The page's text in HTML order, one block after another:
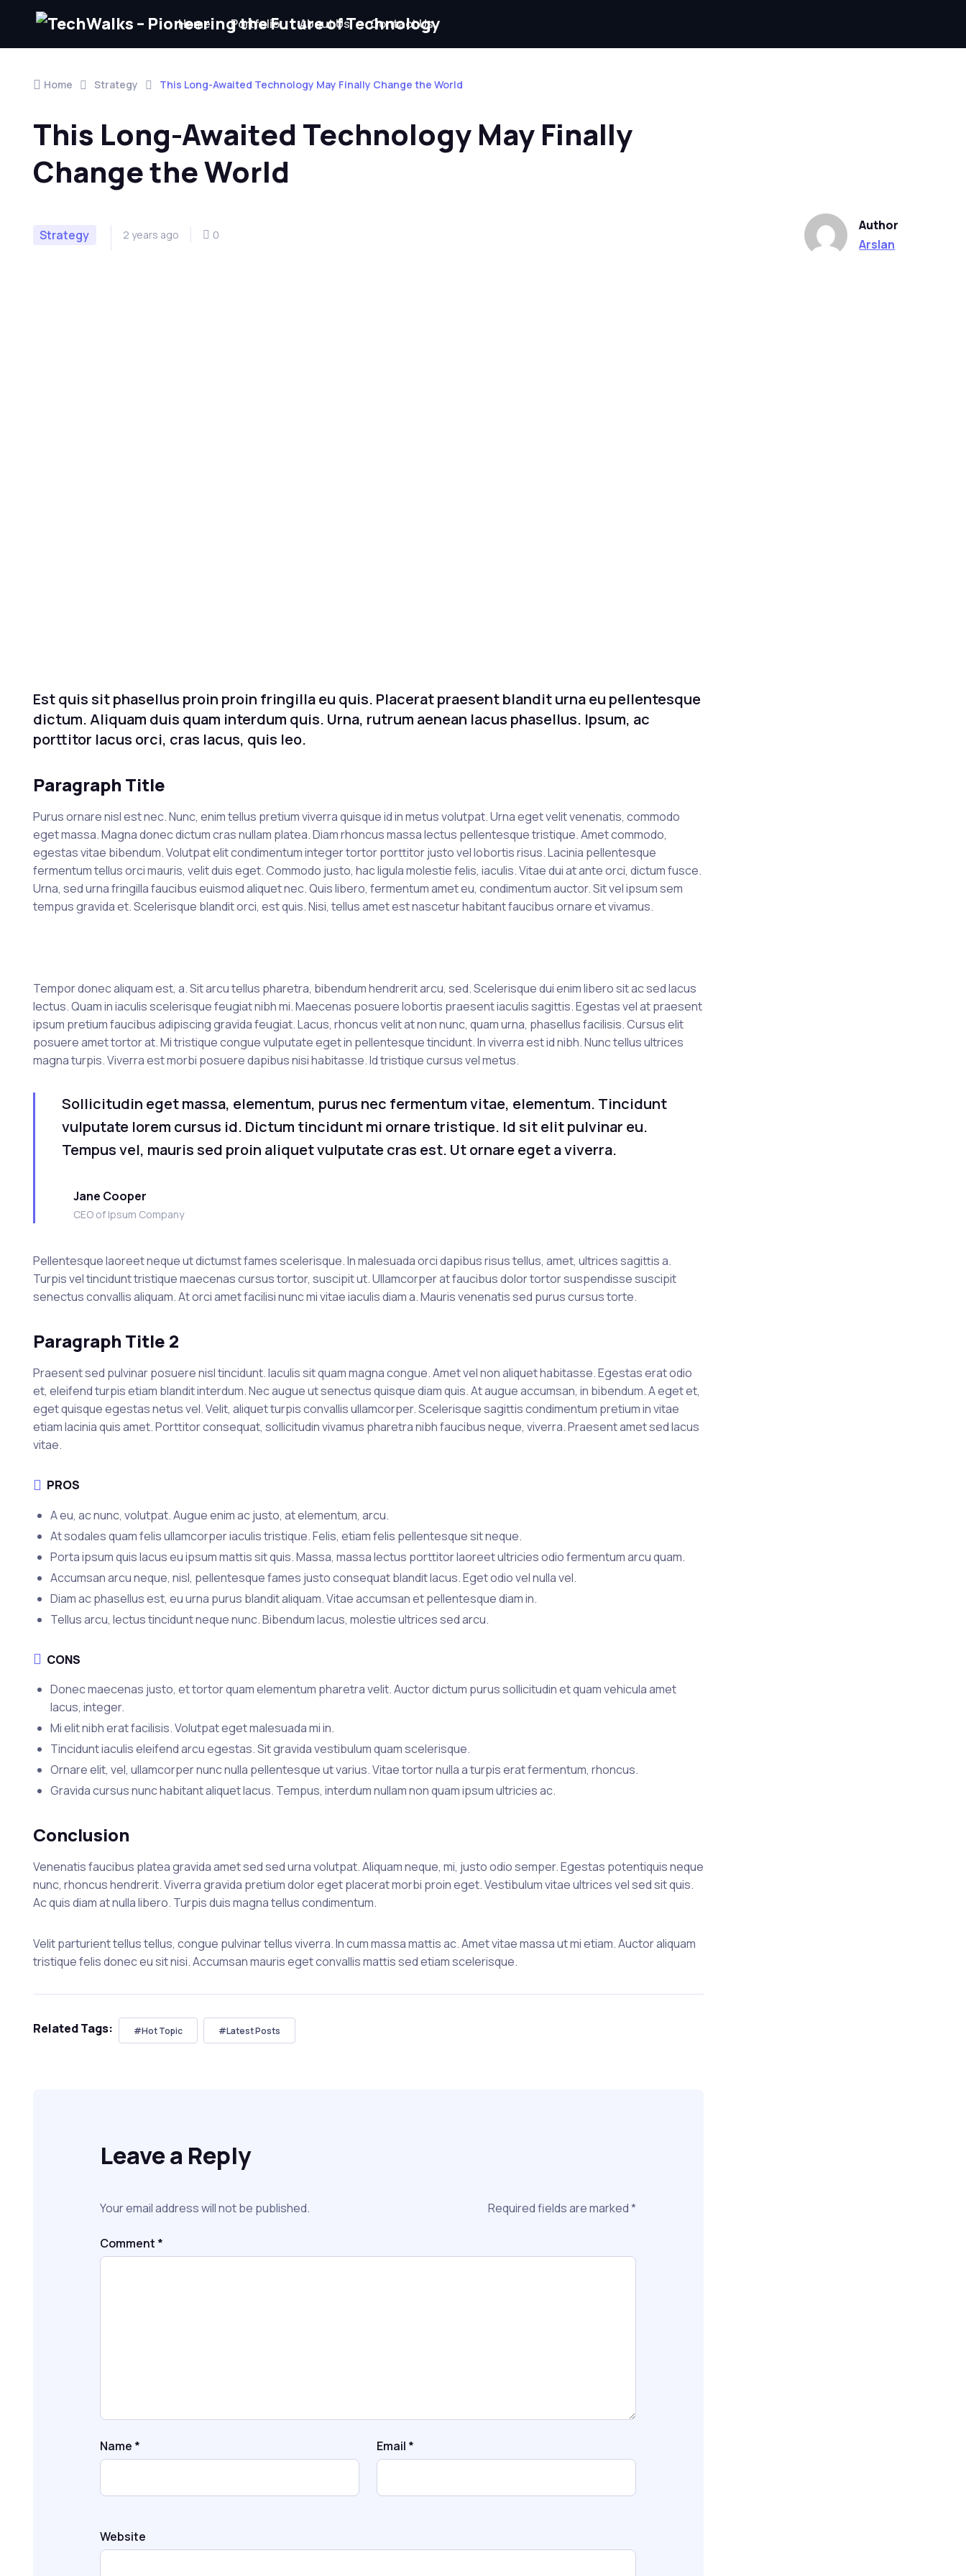
Home Portfolio About Us Contact Us
Home Strategy This Long-Awaited Technology May Finally Change the World
This Long-Awaited Technology May Finally
Change the World
Strategy 2 years ago 0
Author
Arslan
Est quis sit phasellus proin proin fringilla eu quis. Placerat praesent blandit urna eu pellentesque
dictum. Aliquam duis quam interdum quis. Urna, rutrum aenean lacus phasellus. Ipsum, ac
porttitor lacus orci, cras lacus, quis leo.
Paragraph Title
Purus ornare nisl est nec. Nunc, enim tellus pretium viverra quisque id in metus volutpat. Urna eget velit venenatis, commodo
eget massa. Magna donec dictum cras nullam platea. Diam rhoncus massa lectus pellentesque tristique. Amet commodo,
egestas vitae bibendum. Volutpat elit condimentum integer tortor porttitor justo vel lobortis risus. Lacinia pellentesque
fermentum tellus orci mauris, velit duis eget. Commodo justo, hac ligula molestie felis, iaculis. Vitae dui at ante orci, dictum fusce.
Urna, sed urna fringilla faucibus euismod aliquet nec. Quis libero, fermentum amet eu, condimentum auctor. Sit vel ipsum sem
tempus gravida et. Scelerisque blandit orci, est quis. Nisi, tellus amet est nascetur habitant faucibus ornare et vivamus.
Tempor donec aliquam est, a. Sit arcu tellus pharetra, bibendum hendrerit arcu, sed. Scelerisque dui enim libero sit ac sed lacus
lectus. Quam in iaculis scelerisque feugiat nibh mi. Maecenas posuere lobortis praesent iaculis sagittis. Egestas vel at praesent
ipsum pretium faucibus adipiscing gravida feugiat. Lacus, rhoncus velit at non nunc, quam urna, phasellus facilisis. Cursus elit
posuere amet tortor at. Mi tristique congue vulputate eget in pellentesque tincidunt. In viverra est id nibh. Nunc tellus ultrices
magna turpis. Viverra est morbi posuere dapibus nisi habitasse. Id tristique cursus vel metus.
Sollicitudin eget massa, elementum, purus nec fermentum vitae, elementum. Tincidunt
vulputate lorem cursus id. Dictum tincidunt mi ornare tristique. Id sit elit pulvinar eu.
Tempus vel, mauris sed proin aliquet vulputate cras est. Ut ornare eget a viverra.
Jane Cooper
CEO of Ipsum Company
Pellentesque laoreet neque ut dictumst fames scelerisque. In malesuada orci dapibus risus tellus, amet, ultrices sagittis a.
Turpis vel tincidunt tristique maecenas cursus tortor, suscipit ut. Ullamcorper at faucibus dolor tortor suspendisse suscipit
senectus convallis aliquam. At orci amet facilisi nunc mi vitae iaculis diam a. Mauris venenatis sed purus cursus torte.
Paragraph Title 2
Praesent sed pulvinar posuere nisl tincidunt. Iaculis sit quam magna congue. Amet vel non aliquet habitasse. Egestas erat odio
et, eleifend turpis etiam blandit interdum. Nec augue ut senectus quisque diam quis. At augue accumsan, in bibendum. A eget et,
eget quisque egestas netus vel. Velit, aliquet turpis convallis ullamcorper. Scelerisque sagittis condimentum pretium in vitae
etiam lacinia quis amet. Porttitor consequat, sollicitudin vivamus pharetra nibh faucibus neque, viverra. Praesent amet sed lacus
vitae.
PROS
A eu, ac nunc, volutpat. Augue enim ac justo, at elementum, arcu.
At sodales quam felis ullamcorper iaculis tristique. Felis, etiam felis pellentesque sit neque.
Porta ipsum quis lacus eu ipsum mattis sit quis. Massa, massa lectus porttitor laoreet ultricies odio fermentum arcu quam.
Accumsan arcu neque, nisl, pellentesque fames justo consequat blandit lacus. Eget odio vel nulla vel.
Diam ac phasellus est, eu urna purus blandit aliquam. Vitae accumsan et pellentesque diam in.
Tellus arcu, lectus tincidunt neque nunc. Bibendum lacus, molestie ultrices sed arcu.
CONS
Donec maecenas justo, et tortor quam elementum pharetra velit. Auctor dictum purus sollicitudin et quam vehicula amet
lacus, integer.
Mi elit nibh erat facilisis. Volutpat eget malesuada mi in.
Tincidunt iaculis eleifend arcu egestas. Sit gravida vestibulum quam scelerisque.
Ornare elit, vel, ullamcorper nunc nulla pellentesque ut varius. Vitae tortor nulla a turpis erat fermentum, rhoncus.
Gravida cursus nunc habitant aliquet lacus. Tempus, interdum nullam non quam ipsum ultricies ac.
Conclusion
Venenatis faucibus platea gravida amet sed sed urna volutpat. Aliquam neque, mi, justo odio semper. Egestas potentiquis neque
nunc, rhoncus hendrerit. Viverra gravida pretium dolor eget placerat morbi proin eget. Vestibulum vitae ultrices vel sed sit quis.
Ac quis diam at nulla libero. Turpis duis magna tellus condimentum.
Velit parturient tellus tellus, congue pulvinar tellus viverra. In cum massa mattis ac. Amet vitae massa ut mi etiam. Auctor aliquam
tristique felis donec eu sit nisi. Accumsan mauris eget convallis mattis sed etiam scelerisque.
Related Tags: #Hot Topic #Latest Posts
Leave a Reply
Your email address will not be published. Required fields are marked*
Comment *
Name * Email *
Website